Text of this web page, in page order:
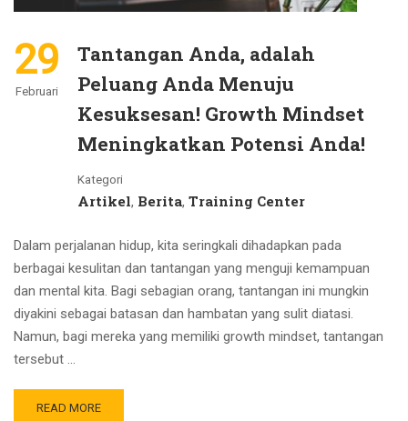
29
Februari
Tantangan Anda, adalah
Peluang Anda Menuju
Kesuksesan! Growth Mindset
Meningkatkan Potensi Anda!
Kategori
Artikel, Berita, Training Center
Dalam perjalanan hidup, kita seringkali dihadapkan pada
berbagai kesulitan dan tantangan yang menguji kemampuan
dan mental kita. Bagi sebagian orang, tantangan ini mungkin
diyakini sebagai batasan dan hambatan yang sulit diatasi.
Namun, bagi mereka yang memiliki growth mindset, tantangan
tersebut …
READ MORE